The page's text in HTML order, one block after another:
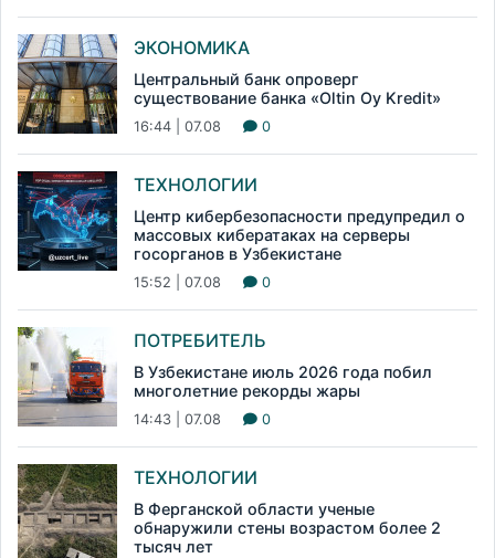
ЭКОНОМИКА
Центральный банк опроверг
существование банка «Oltin Oy Kredit»
16:44 | 07.08 0
ТЕХНОЛОГИИ
Центр кибербезопасности предупредил о
массовых кибератаках на серверы
госорганов в Узбекистане
15:52 | 07.08 0
ПОТРЕБИТЕЛЬ
В Узбекистане июль 2026 года побил
многолетние рекорды жары
14:43 | 07.08 0
ТЕХНОЛОГИИ
В Ферганской области ученые
обнаружили стены возрастом более 2
тысяч лет